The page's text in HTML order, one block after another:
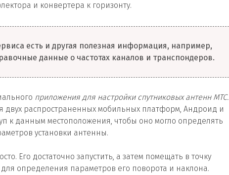
и конвертера к горизонту.
есть и другая полезная информация, например,
данные о частотах каналов и транспондеров.
приложения для настройки спутниковых антенн МТС.
двух распространенных мобильных платформ, Андроид и
к данным местоположения, чтобы оно могло определять
установки антенны.
Его достаточно запустить, а затем помещать в точку
определения параметров его поворота и наклона.